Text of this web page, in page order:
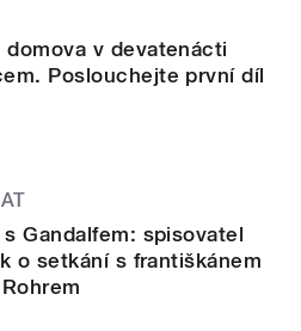
v devatenácti
Poslouchejte první díl
Gandalfem: spisovatel
o setkání s františkánem